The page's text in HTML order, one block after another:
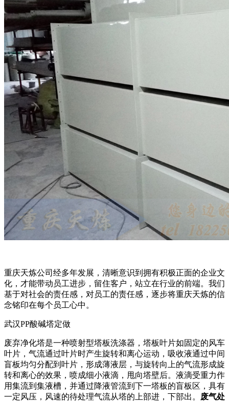
重庆天炼公司经多年发展，清晰意识到拥有积极正面的企业文
化，才能带动员工进步，留住客户，站立在行业的前端。我们
基于对社会的责任感，对员工的责任感，逐步将重庆天炼的信
念铭印在每个员工心中。
武汉PP酸碱塔定做
废弃净化塔是一种喷射型塔板洗涤器，塔板叶片如固定的风车
叶片，气流通过叶片时产生旋转和离心运动，吸收液通过中间
盲板均匀分配到叶片，形成薄液层，与旋转向上的气流形成旋
转和离心的效果，喷成细小液滴，甩向塔壁后。液滴受重力作
用集流到集液槽，并通过降液管流到下一塔板的盲板区，具有
一定风压，风速的待处理气流从塔的上部进，下部出。
废气处